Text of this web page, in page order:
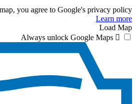
you agree to Google's privacy policy.
Learn more
Load Map
Always unlock Google Maps